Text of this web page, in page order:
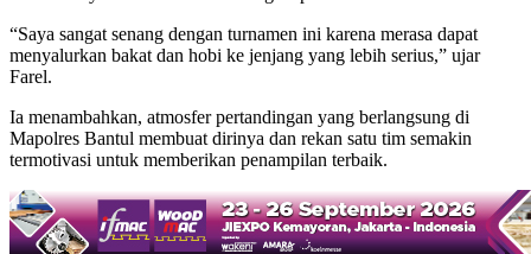
“Saya sangat senang dengan turnamen ini karena merasa dapat
menyalurkan bakat dan hobi ke jenjang yang lebih serius,” ujar
Farel.
Ia menambahkan, atmosfer pertandingan yang berlangsung di
Mapolres Bantul membuat dirinya dan rekan satu tim semakin
termotivasi untuk memberikan penampilan terbaik.